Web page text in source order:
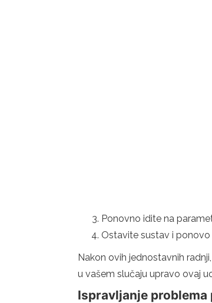
Ponovno idite na
Ostavite sustav i
Nakon ovih jednostavnih
u vašem slučaju upravo ovaj
Ispravljanje